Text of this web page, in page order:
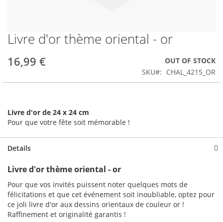
Skip
to
the
beginning
Livre d'or thème oriental - or
16,99 €
OUT OF STOCK
SKU
CHAL_4215_OR
Livre d'or de 24 x 24 cm
Pour que votre fête soit mémorable !
Details
Livre d'or thème oriental - or
Pour que vos invités puissent noter quelques mots de
félicitations et que cet événement soit inoubliable, optez pour
ce joli livre d'or aux dessins orientaux de couleur or !
Raffinement et originalité garantis !